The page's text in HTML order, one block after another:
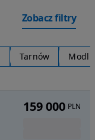
Zobacz filtry
Tarnów
159 000 PLN